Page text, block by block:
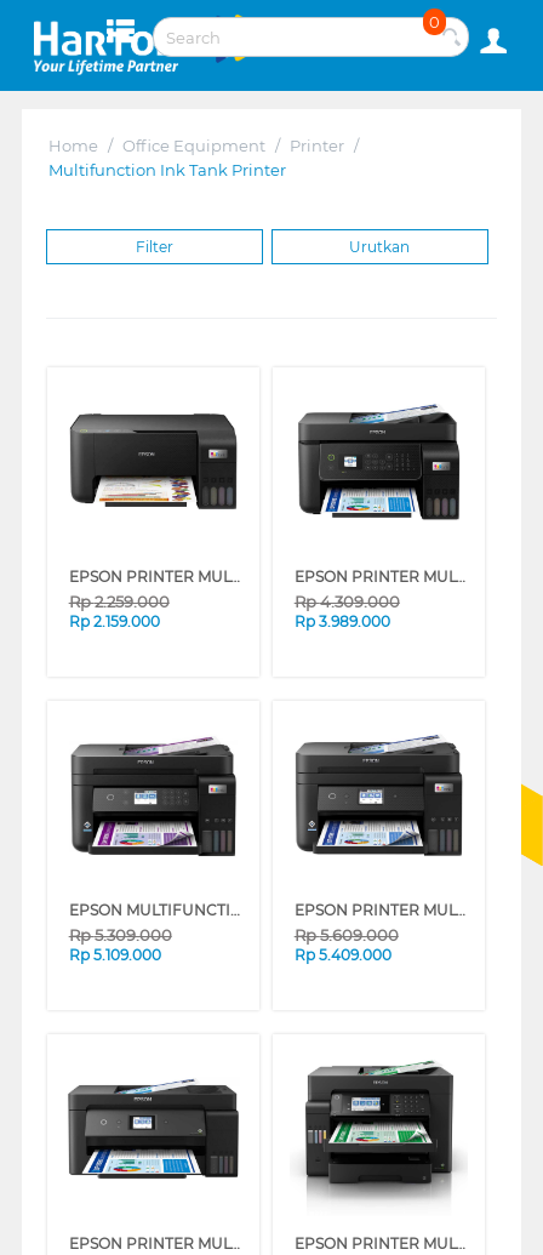
0
Home / Office Equipment / Printer /
Multifunction Ink Tank Printer
Filter Urutkan
EPSON PRINTER MULTIFUNCTION INK TANK ECO TANK L3210_MT
Rp2.259.000
Rp 2.159.000
EPSON PRINTER MULTIFUNCTION INK TANK ECO TANK L5290_MT
Rp4.309.000
Rp 3.989.000
EPSON MULTIFUNCTION INK TANK PRINTER ECO TANK L6270_MT
Rp5.309.000
Rp 5.109.000
EPSON PRINTER MULTIFUNCTION INK TANK ECO TANK L6290_MT
Rp5.609.000
Rp 5.409.000
EPSON PRINTER MULTIFUNCTION INK TANK ECO TANK L14150_MT EPSON PRINTER MULTIFUNCTION INK TANK ECO TANK L15150_MT